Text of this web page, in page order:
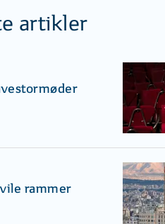
artikler
rammer